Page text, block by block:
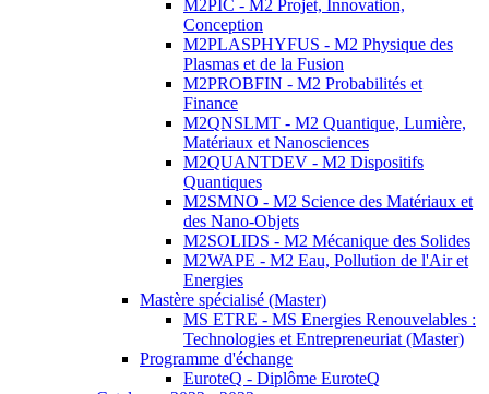
M2PIC - M2 Projet, Innovation,
Conception
M2PLASPHYFUS - M2 Physique des
Plasmas et de la Fusion
M2PROBFIN - M2 Probabilités et
Finance
M2QNSLMT - M2 Quantique, Lumière,
Matériaux et Nanosciences
M2QUANTDEV - M2 Dispositifs
Quantiques
M2SMNO - M2 Science des Matériaux et
des Nano-Objets
M2SOLIDS - M2 Mécanique des Solides
M2WAPE - M2 Eau, Pollution de l'Air et
Energies
Mastère spécialisé (Master)
MS ETRE - MS Energies Renouvelables :
Technologies et Entrepreneuriat (Master)
Programme d'échange
EuroteQ - Diplôme EuroteQ